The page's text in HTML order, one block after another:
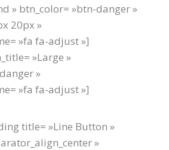
» btn_color= »btn-danger »
20px »
»fa fa-adjust »]
»Large »
»
»fa fa-adjust »]
title= »Line Button »
»